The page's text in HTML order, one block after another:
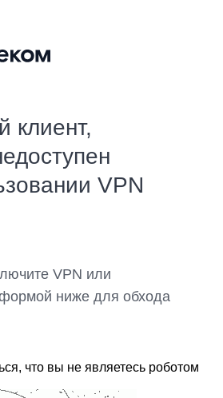
клиент,
VPN
VPN или
формой ниже для обхода
что вы не являетесь роботом